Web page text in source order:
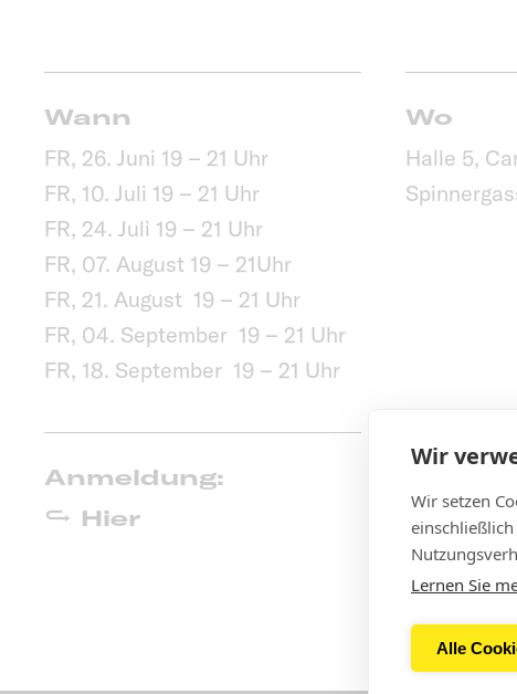
Wir
Wir setzen
Lernen Sie
Alle
Wann
FR, 26. Juni 19 – 21 Uhr
FR, 10. Juli 19 – 21 Uhr
FR, 24. Juli 19 – 21 Uhr
FR, 07. August 19 – 21Uhr
FR, 21. August 19 – 21 Uhr
FR, 04. September 19 – 21 Uhr
FR, 18. September 19 – 21 Uhr
Wo
Halle 5,
Anmeldung:
Hier